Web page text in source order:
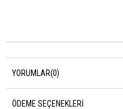
YORUMLAR(0)
ÖDEME SEÇENEKLERI